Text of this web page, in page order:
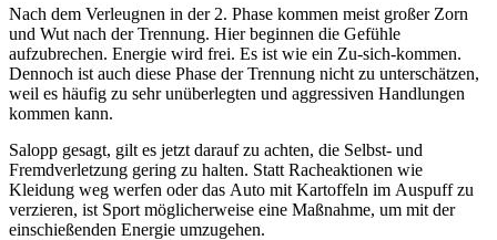
Nach dem Verleugnen in der 2. Phase kommen meist großer Zorn
und Wut nach der Trennung. Hier beginnen die Gefühle
aufzubrechen. Energie wird frei. Es ist wie ein Zu-sich-kommen.
Dennoch ist auch diese Phase der Trennung nicht zu unterschätzen,
weil es häufig zu sehr unüberlegten und aggressiven Handlungen
kommen kann.
Salopp gesagt, gilt es jetzt darauf zu achten, die Selbst- und
Fremdverletzung gering zu halten. Statt Racheaktionen wie
Kleidung weg werfen oder das Auto mit Kartoffeln im Auspuff zu
verzieren, ist Sport möglicherweise eine Maßnahme, um mit der
einschießenden Energie umzugehen.